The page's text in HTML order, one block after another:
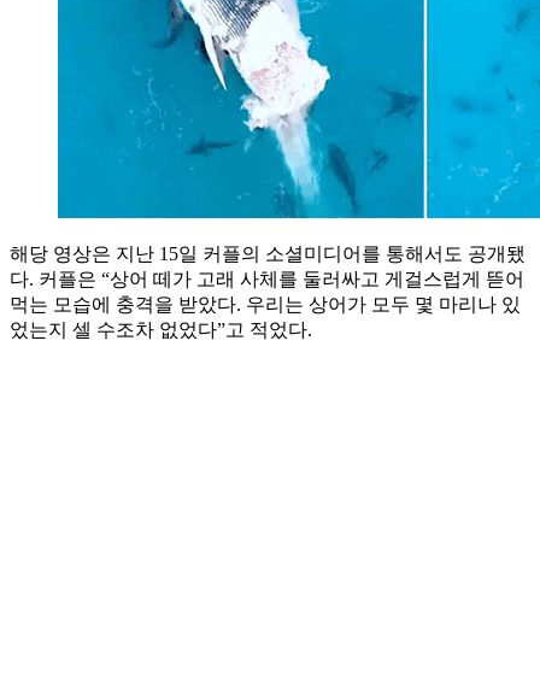
해당 영상은 지난 15일 커플의 소셜미디어를 통해서도 공개됐
다. 커플은 “상어 떼가 고래 사체를 둘러싸고 게걸스럽게 뜯어
먹는 모습에 충격을 받았다. 우리는 상어가 모두 몇 마리나 있
었는지 셀 수조차 없었다”고 적었다.